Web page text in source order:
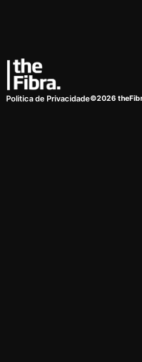
Politica de Privacidade©2026